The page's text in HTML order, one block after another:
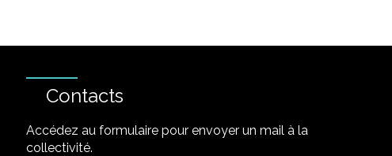
Contacts
Accédez au formulaire pour envoyer un mail à la
collectivité.